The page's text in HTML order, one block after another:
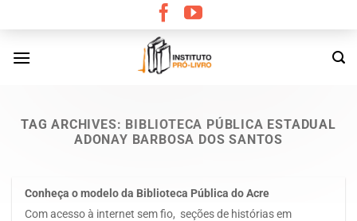
content
TAG ARCHIVES: BIBLIOTECA PÚBLICA ESTADUAL
ADONAY BARBOSA DOS SANTOS
Conheça o modelo da Biblioteca Pública do Acre
Com acesso à internet sem fio, seções de histórias em